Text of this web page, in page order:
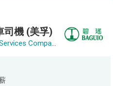
司機 (美孚)
Baguio Cleaning Services Company Limited